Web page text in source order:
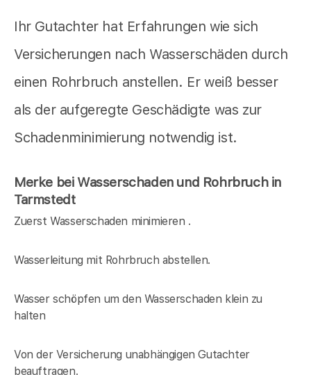
Ihr Gutachter hat Erfahrungen wie sich
Versicherungen nach Wasserschäden durch
einen Rohrbruch anstellen. Er weiß besser
als der aufgeregte Geschädigte was zur
Schadenminimierung notwendig ist.
Merke bei Wasserschaden und Rohrbruch in
Tarmstedt
Zuerst Wasserschaden minimieren .
Wasserleitung mit Rohrbruch abstellen.
Wasser schöpfen um den Wasserschaden klein zu
halten
Von der Versicherung unabhängigen Gutachter
beauftragen.